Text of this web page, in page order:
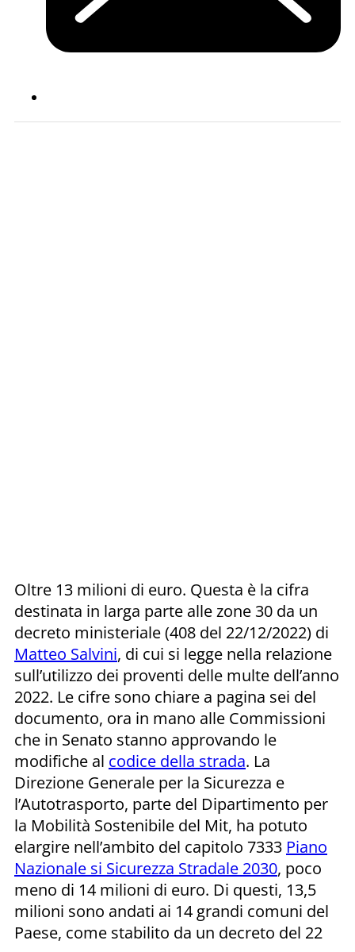
Oltre 13 milioni di euro. Questa è la cifra
destinata in larga parte alle zone 30 da un
decreto ministeriale (408 del 22/12/2022) di
Matteo Salvini, di cui si legge nella relazione
sull’utilizzo dei proventi delle multe dell’anno
2022. Le cifre sono chiare a pagina sei del
documento, ora in mano alle Commissioni
che in Senato stanno approvando le
modifiche al codice della strada. La
Direzione Generale per la Sicurezza e
l’Autotrasporto, parte del Dipartimento per
la Mobilità Sostenibile del Mit, ha potuto
elargire nell’ambito del capitolo 7333 Piano
Nazionale si Sicurezza Stradale 2030, poco
meno di 14 milioni di euro. Di questi, 13,5
milioni sono andati ai 14 grandi comuni del
Paese, come stabilito da un decreto del 22